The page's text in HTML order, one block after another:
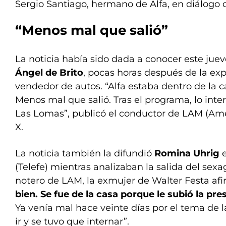
Sergio Santiago, hermano de Alfa, en diálogo
“Menos mal que salió”
La noticia había sido dada a conocer este
Ángel de Brito, pocas horas después de la
vendedor de autos. “Alfa estaba dentro de la
Menos mal que salió. Tras el programa, lo
Las Lomas”, publicó el conductor de LAM
X.
La noticia también la difundió Romina Uhrig
(Telefe) mientras analizaban la salida del
notero de LAM, la exmujer de Walter Festa
bien. Se fue de la casa porque le subió la
Ya venía mal hace veinte días por el tema de
ir y se tuvo que internar”.